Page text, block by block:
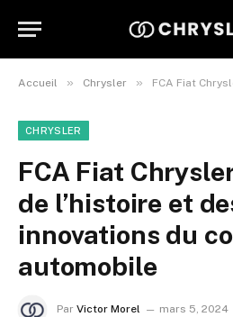
Accueil » Chrysler » FCA Fiat Chrysler : un aperçu
CHRYSLER
FCA Fiat
de l’histoire et
innovations du
automobile
Par Victor Morel mars 5, 2024